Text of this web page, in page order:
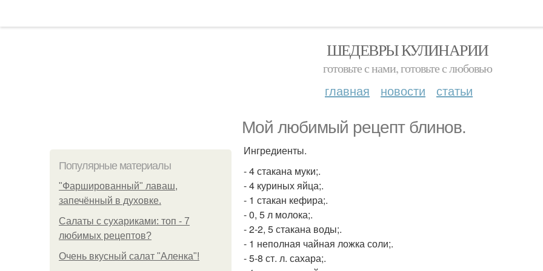
ШЕДЕВРЫ КУЛИНАРИИ
готовьте с нами, готовьте с любовью
главная новости статьи
Мой любимый рецепт блинов.
Популярные материалы
"Фаршированный" лаваш,
запечённый в духовке.
Салаты с сухариками: топ - 7
любимых рецептов?
Очень вкусный салат "Аленка"!
Ингредиенты.
- 4 стакана муки;.
- 4 куриных яйца;.
- 1 стакан кефира;.
- 0, 5 л молока;.
- 2-2, 5 стакана воды;.
- 1 неполная чайная ложка соли;.
- 5-8 ст. л. сахара;.